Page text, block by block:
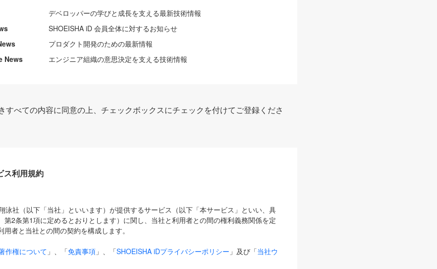
デベロッパーの学びと成長を支える最新技術情報
SHOEISHA iD 会員全体に対するお知らせ
プロダクト開発のための最新情報
News
エンジニア組織の意思決定を支える技術情報
すべての内容に同意の上、チェックボックスにチェックを付けてご登録くださ
ス利用規約
泳社（以下「当社」といいます）が提供するサービス（以下「本サービス」といい、具
第2条第1項に定めるとおりとします）に関し、当社と利用者との間の権利義務関係を定
者と当社との間の契約を構成します。
作権について 」、「免責事項 」、「SHOEISHA iDプライバシーポリシー 」及び「当社ウ